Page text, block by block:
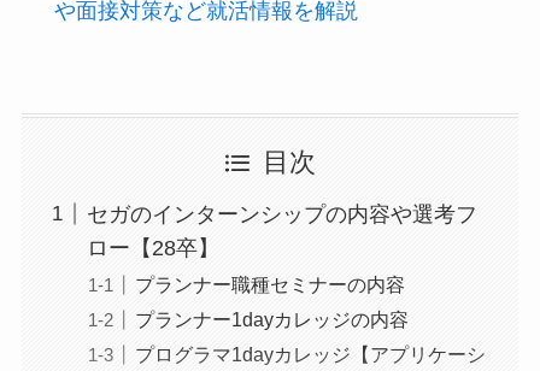
や面接対策など就活情報を解説
目次
セガのインターンシップの内容や選考フ
ロー【28卒】
プランナー職種セミナーの内容
プランナー1dayカレッジの内容
プログラマ1dayカレッジ【アプリケーシ